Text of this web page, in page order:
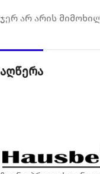
ჯერ არ არის
აღწერა